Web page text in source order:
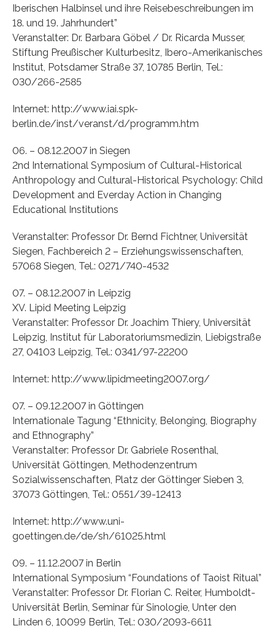
Iberischen Halbinsel und ihre Reisebeschreibungen im
18. und 19. Jahrhundert”
Veranstalter: Dr. Barbara Göbel / Dr. Ricarda Musser,
Stiftung Preußischer Kulturbesitz, Ibero-Amerikanisches
Institut, Potsdamer Straße 37, 10785 Berlin, Tel.:
030/266-2585
Internet: http://www.iai.spk-
berlin.de/inst/veranst/d/programm.htm
06. – 08.12.2007 in Siegen
2nd International Symposium of Cultural-Historical
Anthropology and Cultural-Historical Psychology: Child
Development and Everday Action in Changing
Educational Institutions
Veranstalter: Professor Dr. Bernd Fichtner, Universität
Siegen, Fachbereich 2 – Erziehungswissenschaften,
57068 Siegen, Tel.: 0271/740-4532
07. – 08.12.2007 in Leipzig
XV. Lipid Meeting Leipzig
Veranstalter: Professor Dr. Joachim Thiery, Universität
Leipzig, Institut für Laboratoriumsmedizin, Liebigstraße
27, 04103 Leipzig, Tel.: 0341/97-22200
Internet: http://www.lipidmeeting2007.org/
07. – 09.12.2007 in Göttingen
Internationale Tagung “Ethnicity, Belonging, Biography
and Ethnography”
Veranstalter: Professor Dr. Gabriele Rosenthal,
Universität Göttingen, Methodenzentrum
Sozialwissenschaften, Platz der Göttinger Sieben 3,
37073 Göttingen, Tel.: 0551/39-12413
Internet: http://www.uni-
goettingen.de/de/sh/61025.html
09. – 11.12.2007 in Berlin
International Symposium “Foundations of Taoist Ritual”
Veranstalter: Professor Dr. Florian C. Reiter, Humboldt-
Universität Berlin, Seminar für Sinologie, Unter den
Linden 6, 10099 Berlin, Tel.: 030/2093-6611